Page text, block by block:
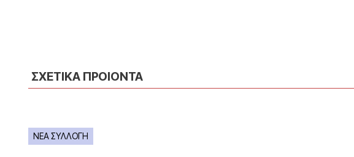
ΣΧΕΤΙΚΑ ΠΡΟΙΟΝΤΑ
ΝΕΑ ΣΥΛΛΟΓΗ